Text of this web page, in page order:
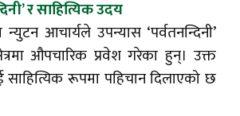
र साहित्यिक उदय
आचार्यले उपन्यास ‘पर्वतनन्दिनी’
औपचारिक प्रवेश गरेका हुन्। उक्त
रूपमा पहिचान दिलाएको छ